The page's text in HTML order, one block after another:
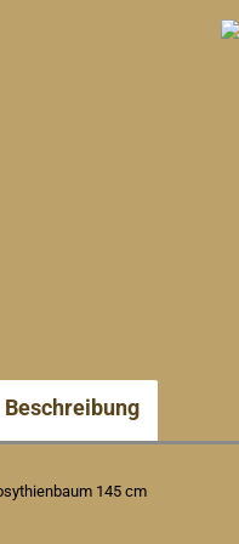
Beschreibung
145 cm